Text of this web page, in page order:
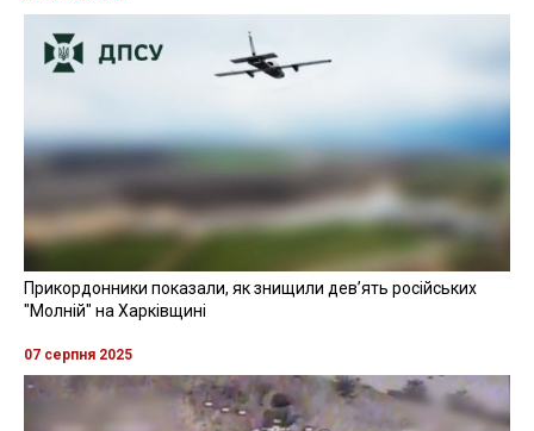
Прикордонники показали, як знищили девʼять російських
"Молній" на Харківщині
07 серпня 2025